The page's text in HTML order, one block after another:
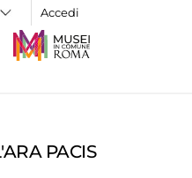
Accedi
PACIS